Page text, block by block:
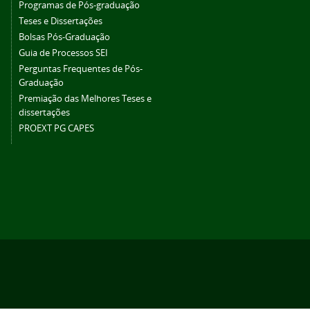
Programas de Pós-graduação
Teses e Dissertações
Bolsas Pós-Graduação
Guia de Processos SEI
Perguntas Frequentes de Pós-
Graduação
Premiação das Melhores Teses e
dissertações
PROEXT PG CAPES